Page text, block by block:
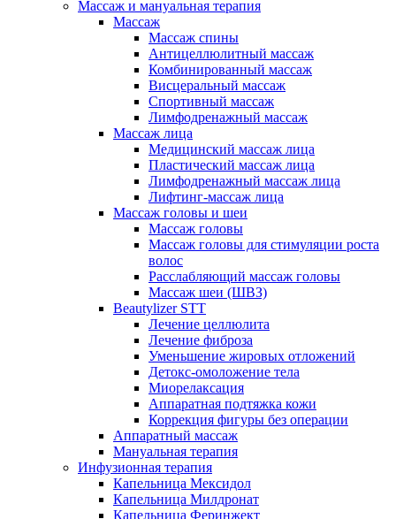
Массаж и мануальная терапия
Массаж
Массаж спины
Антицеллюлитный массаж
Комбинированный массаж
Висцеральный массаж
Спортивный массаж
Лимфодренажный массаж
Массаж лица
Медицинский массаж лица
Пластический массаж лица
Лимфодренажный массаж лица
Лифтинг-массаж лица
Массаж головы и шеи
Массаж головы
Массаж головы для стимуляции роста
волос
Расслабляющий массаж головы
Массаж шеи (ШВЗ)
Beautylizer STT
Лечение целлюлита
Лечение фиброза
Уменьшение жировых отложений
Детокс-омоложение тела
Миорелаксация
Аппаратная подтяжка кожи
Коррекция фигуры без операции
Аппаратный массаж
Мануальная терапия
Инфузионная терапия
Капельница Мексидол
Капельница Милдронат
Капельница Феринжект